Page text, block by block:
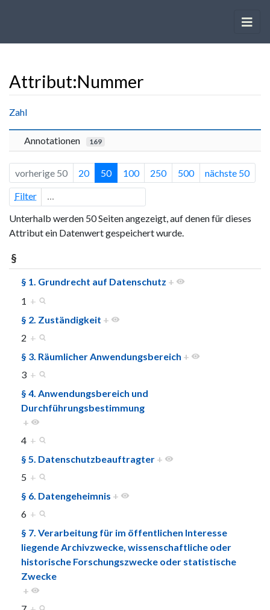
Attribut:Nummer
Wechseln zu:
Zahl
Annotationen 169
vorherige 50 20 50 100 250 500 nächste 50
Filter
Unterhalb werden 50 Seiten angezeigt, auf denen für dieses
Attribut ein Datenwert gespeichert wurde.
§
§ 1. Grundrecht auf Datenschutz +
1 +
§ 2. Zuständigkeit +
2 +
§ 3. Räumlicher Anwendungsbereich +
3 +
§ 4. Anwendungsbereich und
Durchführungsbestimmung
+
4 +
§ 5. Datenschutzbeauftragter +
5 +
§ 6. Datengeheimnis +
6 +
§ 7. Verarbeitung für im öffentlichen Interesse
liegende Archivzwecke, wissenschaftliche oder
historische Forschungszwecke oder statistische
Zwecke
+